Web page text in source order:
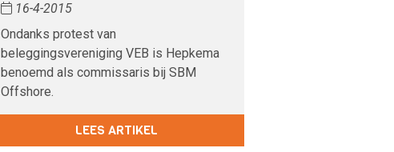
16-4-2015
Ondanks protest van
beleggingsvereniging VEB is Hepkema
benoemd als commissaris bij SBM
Offshore.
LEES ARTIKEL